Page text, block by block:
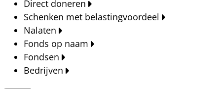
Direct doneren
Schenken met belastingvoordeel
Nalaten
Fonds op naam
Fondsen
Bedrijven